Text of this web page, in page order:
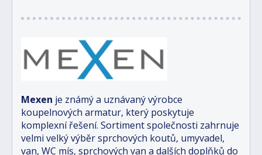
Mexen je známý a uznávaný výrobce
koupelnových armatur, který poskytuje
komplexní řešení. Sortiment společnosti zahrnuje
velmi velký výběr sprchových koutů, umyvadel,
van, WC mís, sprchových van a dalších doplňků do